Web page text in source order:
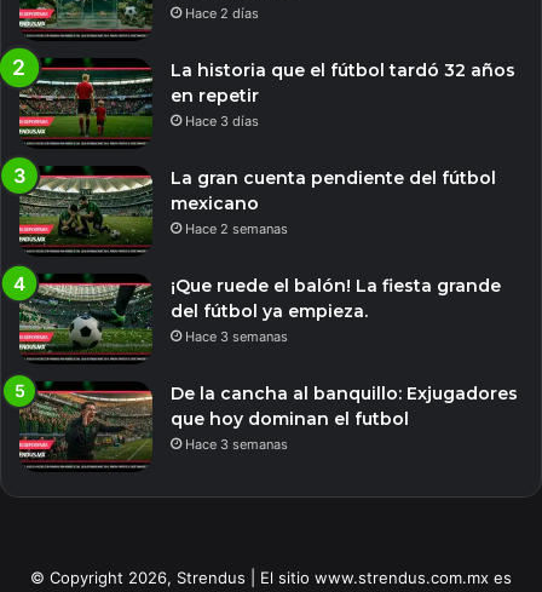
Hace 2 días
La historia que el fútbol tardó 32 años
en repetir
Hace 3 días
La gran cuenta pendiente del fútbol
mexicano
Hace 2 semanas
¡Que ruede el balón! La fiesta grande
del fútbol ya empieza.
Hace 3 semanas
De la cancha al banquillo: Exjugadores
que hoy dominan el futbol
Hace 3 semanas
© Copyright 2026, Strendus | El sitio www.strendus.com.mx es